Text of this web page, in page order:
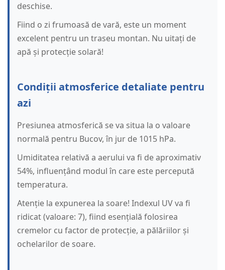
deschise.
Fiind o zi frumoasă de vară, este un moment
excelent pentru un traseu montan. Nu uitați de
apă și protecție solară!
Condiții atmosferice detaliate pentru
azi
Presiunea atmosferică se va situa la o valoare
normală pentru Bucov, în jur de 1015 hPa.
Umiditatea relativă a aerului va fi de aproximativ
54%, influențând modul în care este percepută
temperatura.
Atenție la expunerea la soare! Indexul UV va fi
ridicat (valoare: 7), fiind esențială folosirea
cremelor cu factor de protecție, a pălăriilor și
ochelarilor de soare.